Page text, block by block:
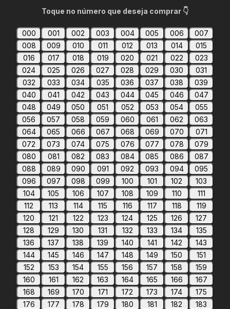
Toque no número que deseja comprar 👇
000 001 002 003 004 005 006
007
008
009 010 011 012 013 014
015
016
017 018 019 020 021 022
023
024
025 026 027 028 029 030
031
032
033 034 035 036 037 038
039
040
041 042 043 044 045 046
047
048
049 050 051 052 053 054
055
056
057 058 059 060 061 062
063
064
065 066 067 068 069 070
071
072
073 074 075 076 077 078
079
080
081 082 083 084 085 086
087
088
089 090 091 092 093 094
095
096
097 098 099 100 101 102
103
104
105 106 107 108 109 110
111
112
113 114 115 116 117 118
119
120
121 122 123 124 125 126
127
128
129 130 131 132 133 134
135
136
137 138 139 140 141 142
143
144
145 146 147 148 149 150
151
152
153 154 155 156 157 158
159
160
161 162 163 164 165 166
167
168
169 170 171 172 173 174
175
176
177 178 179 180 181 182
183